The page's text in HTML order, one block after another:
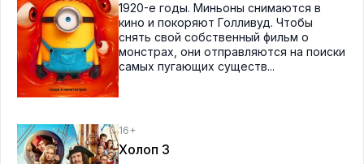
1920-е годы. Миньоны снимаются в
кино и покоряют Голливуд. Чтобы
снять свой собственный фильм о
монстрах, они отправляются на поиски
самых пугающих существ...
16+
Холоп 3